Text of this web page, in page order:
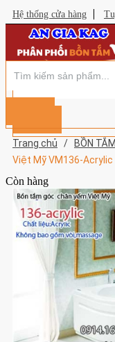
Hệ thống cửa hàng
Trang chủ / BỒN
Việt Mỹ VM136-Acrylic
Còn hàng